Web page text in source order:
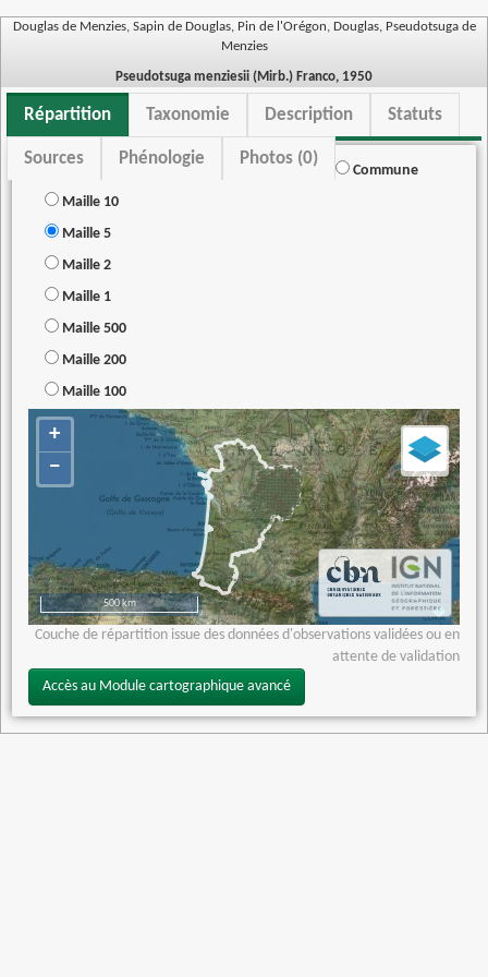
Douglas de Menzies, Sapin de Douglas, Pin de l'Orégon, Douglas, Pseudotsuga de
Menzies
Pseudotsuga menziesii (Mirb.) Franco, 1950
Répartition Taxonomie Description Statuts
Sources Phénologie Photos (0)
Commune
Maille 10
Maille 5
Maille 2
Maille 1
Maille 500
Maille 200
Maille 100
+
−
500 km
Couche de répartition issue des données d'observations validées ou en
attente de validation
Accès au Module cartographique avancé